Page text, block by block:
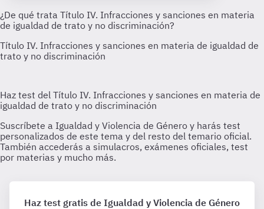
Haz test gratis de Igualdad y Violencia de Género